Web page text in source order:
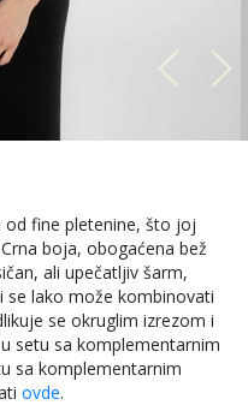
od fine pletenine, što joj
boja, obogaćena bež
ali upečatljiv šarm,
lako može kombinovati
se okruglim izrezom i
setu sa komplementarnim
sa komplementarnim
ovde.